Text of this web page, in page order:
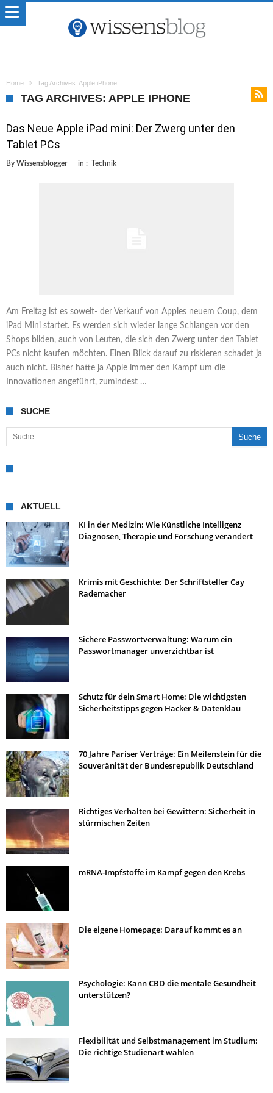
Home Tag Archives: Apple iPhone
TAG ARCHIVES: APPLE IPHONE
Das Neue Apple iPad mini: Der Zwerg unter den
Tablet PCs
By Wissensblogger in : Technik
Am Freitag ist es soweit- der Verkauf von Apples neuem Coup, dem
iPad Mini startet. Es werden sich wieder lange Schlangen vor den
Shops bilden, auch von Leuten, die sich den Zwerg unter den Tablet
PCs nicht kaufen möchten. Einen Blick darauf zu riskieren schadet ja
auch nicht. Bisher hatte ja Apple immer den Kampf um die
Innovationen angeführt, zumindest …
SUCHE
Suche nach:
AKTUELL
KI in der Medizin: Wie Künstliche Intelligenz
Diagnosen, Therapie und Forschung verändert
Krimis mit Geschichte: Der Schriftsteller Cay
Rademacher
Sichere Passwortverwaltung: Warum ein
Passwortmanager unverzichtbar ist
Schutz für dein Smart Home: Die wichtigsten
Sicherheitstipps gegen Hacker & Datenklau
70 Jahre Pariser Verträge: Ein Meilenstein für die
Souveränität der Bundesrepublik Deutschland
Richtiges Verhalten bei Gewittern: Sicherheit in
stürmischen Zeiten
mRNA-Impfstoffe im Kampf gegen den Krebs
Die eigene Homepage: Darauf kommt es an
Psychologie: Kann CBD die mentale Gesundheit
unterstützen?
Flexibilität und Selbstmanagement im Studium:
Die richtige Studienart wählen